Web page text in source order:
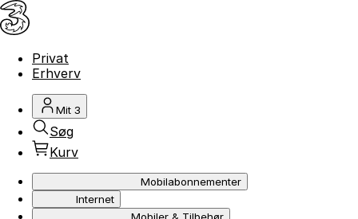
Privat
Erhverv
Mit 3
Søg
Kurv
Mobilabonnementer
Internet